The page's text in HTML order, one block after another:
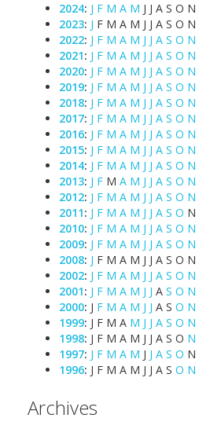
2024: J F M A M J J A S O N
2023: J F M A M J J A S O N
2022: J F M A M J J A S O N
2021: J F M A M J J A S O N
2020: J F M A M J J A S O N
2019: J F M A M J J A S O N
2018: J F M A M J J A S O N
2017: J F M A M J J A S O N
2016: J F M A M J J A S O N
2015: J F M A M J J A S O N
2014: J F M A M J J A S O N
2013: J F M A M J J A S O N
2012: J F M A M J J A S O N
2011: J F M A M J J A S O N
2010: J F M A M J J A S O N
2009: J F M A M J J A S O N
2008: J F M A M J J A S O N
2002: J F M A M J J A S O N
2001: J F M A M J J A S O N
2000: J F M A M J J A S O N
1999: J F M A M J J A S O N
1998: J F M A M J J A S O N
1997: J F M A M J J A S O N
1996: J F M A M J J A S O N
Archives